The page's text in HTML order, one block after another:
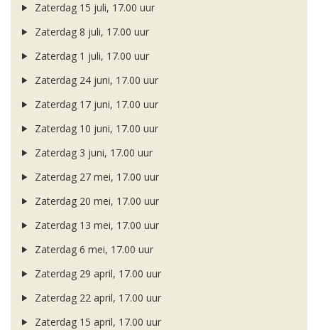
Zaterdag 15 juli, 17.00 uur
Zaterdag 8 juli, 17.00 uur
Zaterdag 1 juli, 17.00 uur
Zaterdag 24 juni, 17.00 uur
Zaterdag 17 juni, 17.00 uur
Zaterdag 10 juni, 17.00 uur
Zaterdag 3 juni, 17.00 uur
Zaterdag 27 mei, 17.00 uur
Zaterdag 20 mei, 17.00 uur
Zaterdag 13 mei, 17.00 uur
Zaterdag 6 mei, 17.00 uur
Zaterdag 29 april, 17.00 uur
Zaterdag 22 april, 17.00 uur
Zaterdag 15 april, 17.00 uur